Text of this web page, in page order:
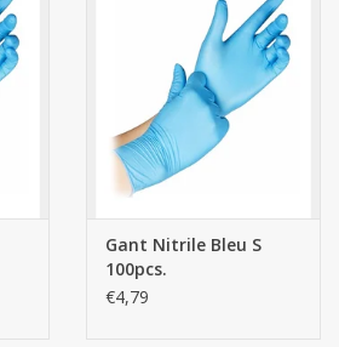
Gant Nitrile Bleu S
100pcs.
€4,79